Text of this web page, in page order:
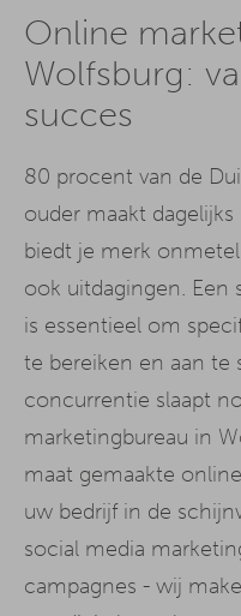
Online
Wolfsburg:
succes
80 procent van de
ouder maakt
biedt je merk
ook uitdagingen. Een
is essentieel om
te bereiken en aan te
concurrentie slaapt
marketingbureau in
maat gemaakte
uw bedrijf in de
social media
campagnes - wij